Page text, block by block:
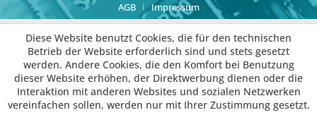
AGB
Impressum
Diese Website benutzt Cookies, die für den technischen
Betrieb der Website erforderlich sind und stets gesetzt
werden. Andere Cookies, die den Komfort bei Benutzung
dieser Website erhöhen, der Direktwerbung dienen oder die
Interaktion mit anderen Websites und sozialen Netzwerken
vereinfachen sollen, werden nur mit Ihrer Zustimmung gesetzt.